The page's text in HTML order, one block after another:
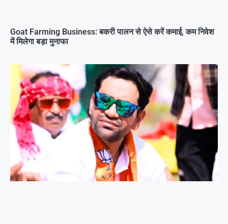
Goat Farming Business: बकरी पालन से ऐसे करें कमाई, कम निवेश
में मिलेगा बड़ा मुनाफा